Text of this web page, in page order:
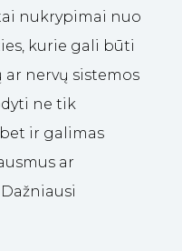
nukrypimai nuo
kurie gali būti
ar nervų sistemos
ne tik
ir galimas
ar